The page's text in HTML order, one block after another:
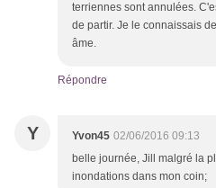
terriennes sont annulées.
de partir. Je le connaissais
âme.
Répondre
Y Yvon45 02/06/2016 09:13
belle journée, Jill malgré la
inondations dans mon coin;